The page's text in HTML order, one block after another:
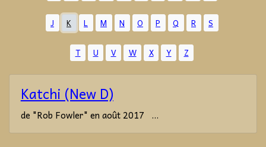
J K L M N O P Q R S
T U V W X Y Z
Katchi (New D)
de "Rob Fowler" en août 2017 ...